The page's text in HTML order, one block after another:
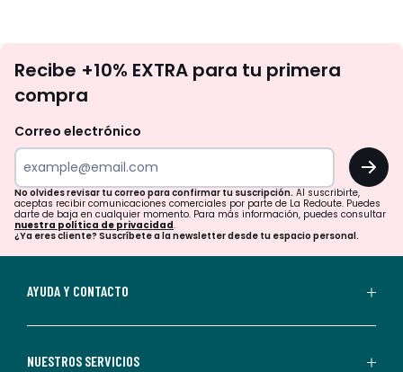
te
tu
para
confirmar
tu
suscripción.
aceptas
Recibe +10% EXTRA para tu primera
compra
Correo electrónico
OK
No olvides revisar tu correo para confirmar tu suscripción. Al suscribirte,
aceptas recibir comunicaciones comerciales por parte de La Redoute. Puedes
darte de baja en cualquier momento. Para más información, puedes consultar
nuestra política de privacidad.
¿Ya eres cliente? Suscríbete a la newsletter desde tu espacio personal.
AYUDA Y CONTACTO
NUESTROS SERVICIOS